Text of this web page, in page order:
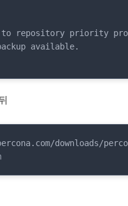
to repository priority
available.
downloads/